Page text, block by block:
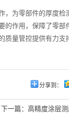
为零部件的厚度检
的作用，保障了零部
量管控提供有力支
分享到：
下一篇： 高精度涂层